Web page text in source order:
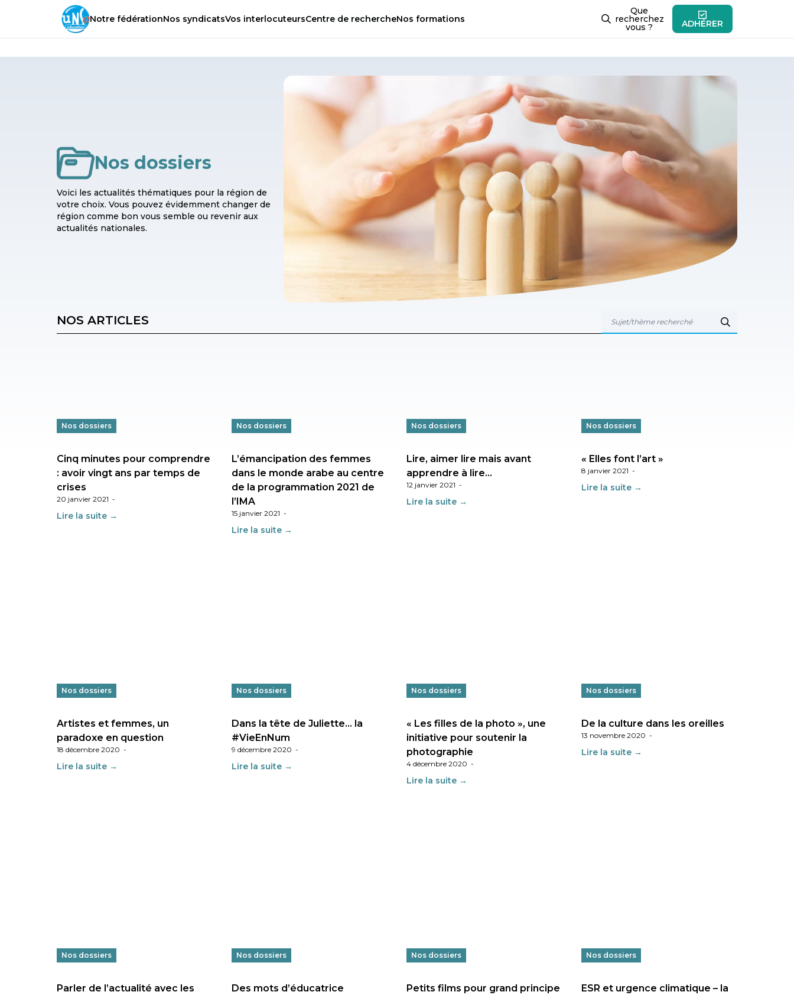
Notre fédérationNos syndicatsVos interlocuteursCentre de rechercheNos formations
Que
recherchez
vous ? ADHÉRER
Nos dossiers
Voici les actualités thématiques pour la région de
votre choix. Vous pouvez évidemment changer de
région comme bon vous semble ou revenir aux
actualités nationales.
NOS ARTICLES
Nos dossiers
Cinq minutes pour comprendre
: avoir vingt ans par temps de
crises
20 janvier 2021 -
Lire la suite →
Nos dossiers
L’émancipation des femmes
dans le monde arabe au centre
de la programmation 2021 de
l’IMA
15 janvier 2021 -
Lire la suite →
Nos dossiers
Lire, aimer lire mais avant
apprendre à lire…
12 janvier 2021 -
Lire la suite →
Nos dossiers
« Elles font l’art »
8 janvier 2021 -
Lire la suite →
Nos dossiers
Artistes et femmes, un
paradoxe en question
18 décembre 2020 -
Lire la suite →
Nos dossiers
Dans la tête de Juliette… la
#VieEnNum
9 décembre 2020 -
Lire la suite →
Nos dossiers
« Les filles de la photo », une
initiative pour soutenir la
photographie
4 décembre 2020 -
Lire la suite →
Nos dossiers
De la culture dans les oreilles
13 novembre 2020 -
Lire la suite →
Nos dossiers
Parler de l’actualité avec les
Nos dossiers
Des mots d’éducatrice
Nos dossiers
Petits films pour grand principe
Nos dossiers
ESR et urgence climatique – la